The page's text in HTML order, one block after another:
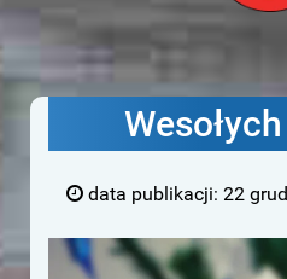
data publikacji: 22